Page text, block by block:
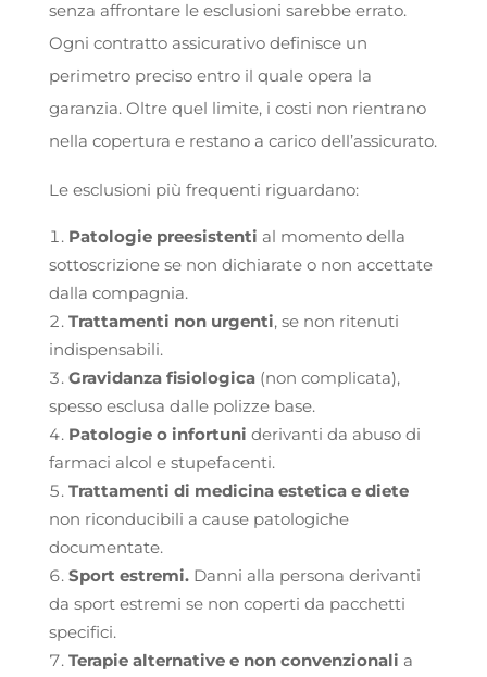
senza affrontare le esclusioni sarebbe errato.
Ogni contratto assicurativo definisce un
perimetro preciso entro il quale opera la
garanzia. Oltre quel limite, i costi non rientrano
nella copertura e restano a carico dell’assicurato.
Le esclusioni più frequenti riguardano:
Patologie preesistenti al momento della
sottoscrizione se non dichiarate o non accettate
dalla compagnia.
Trattamenti non urgenti, se non ritenuti
indispensabili.
Gravidanza fisiologica(non complicata),
spesso esclusa dalle polizze base.
Patologie o infortuni derivanti da abuso di
farmaci alcol e stupefacenti.
Trattamenti di medicina estetica e diete
non riconducibili a cause patologiche
documentate.
Sport estremi. Danni alla persona derivanti
da sport estremi se non coperti da pacchetti
specifici.
Terapie alternative e non convenzionali a